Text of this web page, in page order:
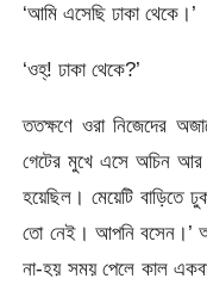
‘আমি এসেছি ঢাকা থেকে।’
‘ওহ্! ঢাকা থেকে?’
ততক্ষণে ওরা নিজেদের
গেটের মুখে এসে অচিন আর
হয়েছিল। মেয়েটি বাড়িতে
তো নেই। আপনি বসেন।’
না-হয় সময় পেলে কাল